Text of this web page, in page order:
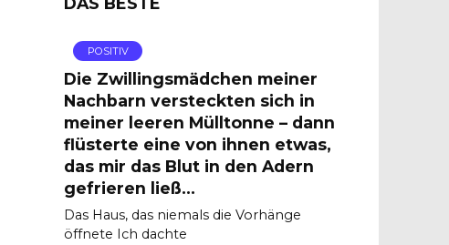
POSITIV
Die Zwillingsmädchen meiner
Nachbarn versteckten sich in
meiner leeren Mülltonne – dann
flüsterte eine von ihnen etwas,
das mir das Blut in den Adern
gefrieren ließ…
Das Haus, das niemals die Vorhänge
öffnete Ich dachte